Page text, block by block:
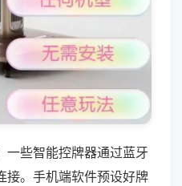
一些智能控牌器通过蓝牙
接。手机端软件预设好牌